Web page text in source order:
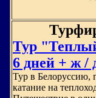
Тур
6 дней + ж /
Тур в Белоруссию,
катание на